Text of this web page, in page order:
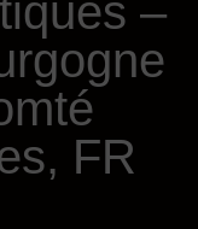
–
FR